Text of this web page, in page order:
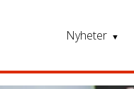
Nyheter